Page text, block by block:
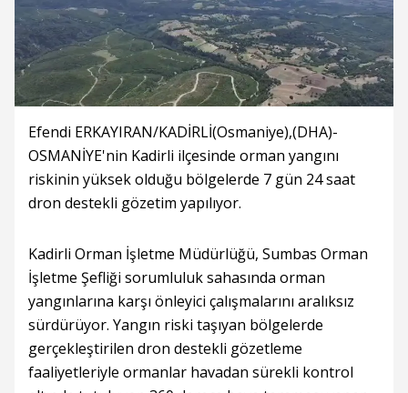
Efendi ERKAYIRAN/KADİRLİ(Osmaniye),(DHA)-
OSMANİYE'nin Kadirli ilçesinde orman yangını
riskinin yüksek olduğu bölgelerde 7 gün 24 saat
dron destekli gözetim yapılıyor.
Kadirli Orman İşletme Müdürlüğü, Sumbas Orman
İşletme Şefliği sorumluluk sahasında orman
yangınlarına karşı önleyici çalışmalarını aralıksız
sürdürüyor. Yangın riski taşıyan bölgelerde
gerçekleştirilen dron destekli gözetleme
faaliyetleriyle ormanlar havadan sürekli kontrol